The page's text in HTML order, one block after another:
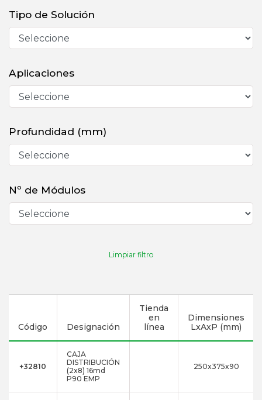
Tipo de Solución
Aplicaciones
Profundidad (mm)
Nº de Módulos
Limpiar filtro
Código Designación
Tienda
en
línea
Dimensiones
LxAxP (mm)
+32810
CAJA
DISTRIBUCIÓN
(2x8) 16md
P90 EMP
250x375x90